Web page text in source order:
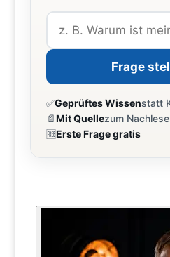
Frage
✅Geprüftes Wissenstatt
📄Mit Quellezum
🆓Erste Frage gratis